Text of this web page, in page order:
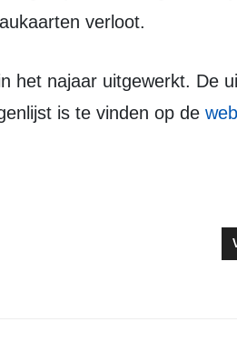
verloot.
is te vinden op de
IN BIDDINGHUIZEN, 55.000 KIPPEN